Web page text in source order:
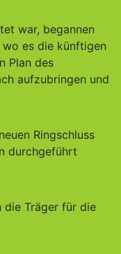
war, begannen
es die künftigen
Plan des
aufzubringen und
Ringschluss
durchgeführt
die Träger für die